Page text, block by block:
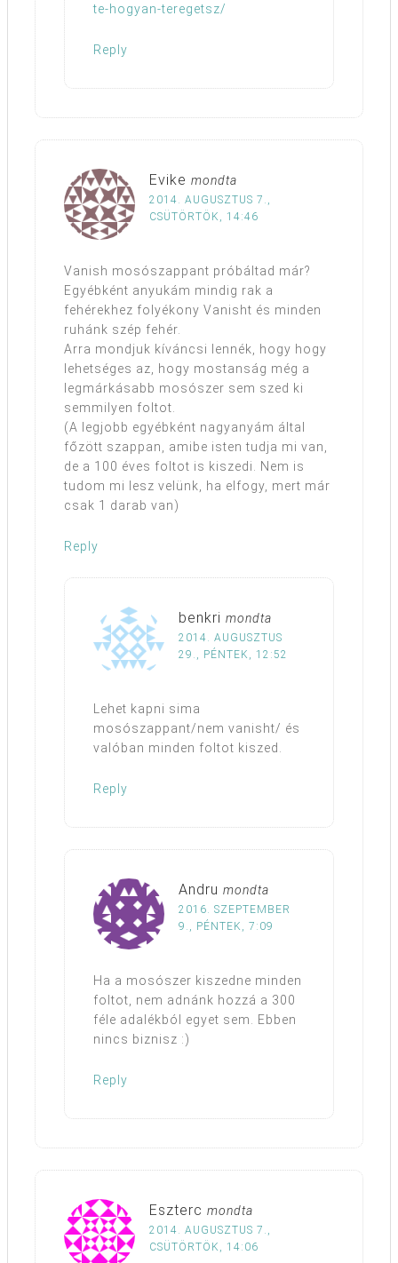
te-hogyan-teregetsz/
Reply
Evike mondta
2014. AUGUSZTUS 7.,
CSÜTÖRTÖK, 14:46
Vanish mosószappant próbáltad már?
Egyébként anyukám mindig rak a
fehérekhez folyékony Vanisht és minden
ruhánk szép fehér.
Arra mondjuk kíváncsi lennék, hogy hogy
lehetséges az, hogy mostanság még a
legmárkásabb mosószer sem szed ki
semmilyen foltot.
(A legjobb egyébként nagyanyám által
főzött szappan, amibe isten tudja mi van,
de a 100 éves foltot is kiszedi. Nem is
tudom mi lesz velünk, ha elfogy, mert már
csak 1 darab van)
Reply
benkri mondta
2014. AUGUSZTUS
29., PÉNTEK, 12:52
Lehet kapni sima
mosószappant/nem vanisht/ és
valóban minden foltot kiszed.
Reply
Andru mondta
2016. SZEPTEMBER
9., PÉNTEK, 7:09
Ha a mosószer kiszedne minden
foltot, nem adnánk hozzá a 300
féle adalékból egyet sem. Ebben
nincs biznisz :)
Reply
Eszterc mondta
2014. AUGUSZTUS 7.,
CSÜTÖRTÖK, 14:06